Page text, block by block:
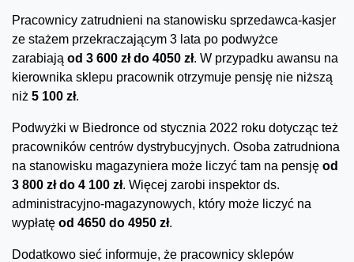
Pracownicy zatrudnieni na stanowisku sprzedawca-kasjer
ze stażem przekraczającym 3 lata po podwyżce
zarabiają od 3 600 zł do 4050 zł. W przypadku awansu na
kierownika sklepu pracownik otrzymuje pensję nie niższą
niż 5 100 zł.
Podwyżki w Biedronce od stycznia 2022 roku dotycząc też
pracowników centrów dystrybucyjnych. Osoba zatrudniona
na stanowisku magazyniera może liczyć tam na pensję od
3 800 zł do 4 100 zł. Więcej zarobi inspektor ds.
administracyjno-magazynowych, który może liczyć na
wypłatę od 4650 do 4950 zł.
Dodatkowo sieć informuje, że pracownicy sklepów